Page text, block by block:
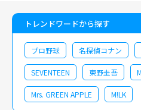
数々やストーリーは大きな話題を呼び
開される こととなった。共演には、賀
を込めながら、さまざまな困難に立ち
である。2021年作品。
トレンドワードから探す
プロ野球 名探偵コナン
SEVENTEEN 東野圭吾
Mrs. GREEN APPLE M!LK